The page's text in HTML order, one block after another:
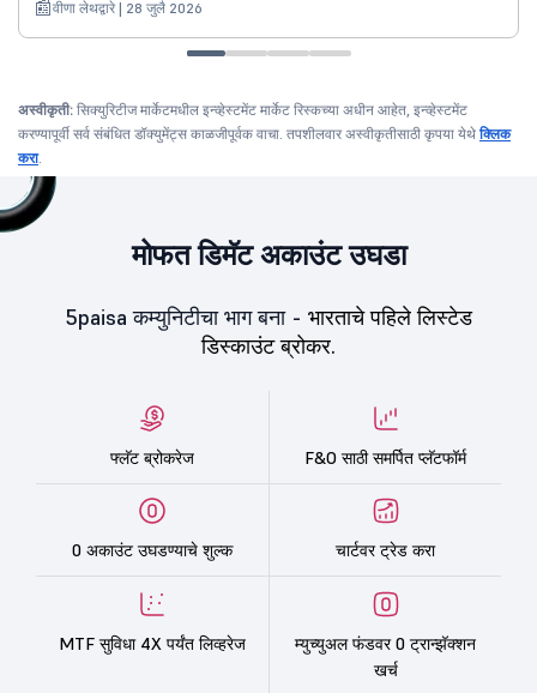
वीणा लेथद्वारे | 28 जुलै 2026
अस्वीकृती: सिक्युरिटीज मार्केटमधील इन्व्हेस्टमेंट मार्केट रिस्कच्या अधीन आहेत, इन्व्हेस्टमेंट
करण्यापूर्वी सर्व संबंधित डॉक्युमेंट्स काळजीपूर्वक वाचा. तपशीलवार अस्वीकृतीसाठी कृपया येथेक्लिक
करा.
मोफत डिमॅट अकाउंट उघडा
5paisa कम्युनिटीचा भाग बना - भारताचे पहिले लिस्टेड
डिस्काउंट ब्रोकर.
फ्लॅट ब्रोकरेज F&O साठी समर्पित प्लॅटफॉर्म
0 अकाउंट उघडण्याचे शुल्क चार्टवर ट्रेड करा
MTF सुविधा 4X पर्यंत लिव्हरेज
म्युच्युअल फंडवर 0 ट्रान्झॅक्शन
खर्च